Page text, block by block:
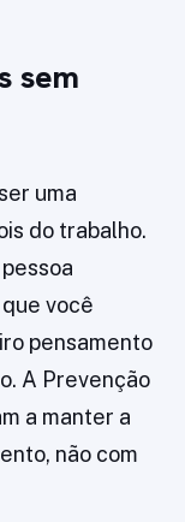
sem
uma
do trabalho.
você
pensamento
A Prevenção
a manter a
não com